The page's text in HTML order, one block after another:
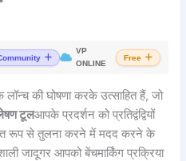
VP
ONLINE
Free
की घोषणा करके उत्साहित हैं, जो
टूलआपके प्रदर्शन को प्रतिद्वंद्वियों
रूप से तुलना करने में मदद करने के
जादूगर आपको बेंचमार्किंग प्रक्रिया